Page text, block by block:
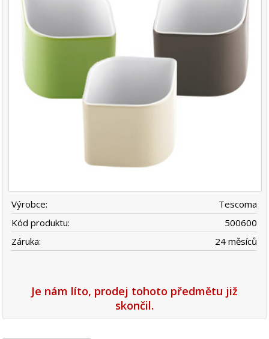
Výrobce:
Tescoma
Kód produktu:
500600
Záruka:
24 měsíců
Je nám líto, prodej tohoto předmětu již
skončil.